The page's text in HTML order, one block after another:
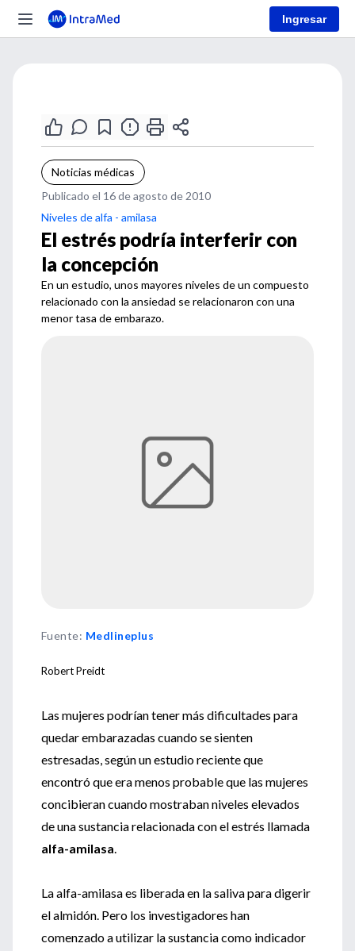
Ingresar
Noticias médicas
Publicado el 16 de agosto de 2010
Niveles de alfa - amilasa
El estrés podría interferir con
la concepción
En un estudio, unos mayores niveles de un compuesto
relacionado con la ansiedad se relacionaron con una
menor tasa de embarazo.
Fuente: Medlineplus
Robert Preidt
Las mujeres podrían tener más dificultades para
quedar embarazadas cuando se sienten
estresadas, según un estudio reciente que
encontró que era menos probable que las mujeres
concibieran cuando mostraban niveles elevados
de una sustancia relacionada con el estrés llamada
alfa-amilasa.
La alfa-amilasa es liberada en la saliva para digerir
el almidón. Pero los investigadores han
comenzado a utilizar la sustancia como indicador